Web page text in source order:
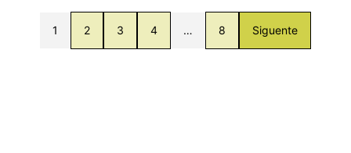
1 2 3 4 … 8 Siguente